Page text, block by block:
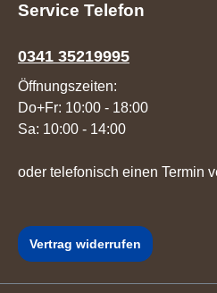
Service Telefon
0341 35219995
Öffnungszeiten:
Do+Fr: 10:00 - 18:00
Sa: 10:00 - 14:00
oder telefonisch einen Termin
Vertrag widerrufen